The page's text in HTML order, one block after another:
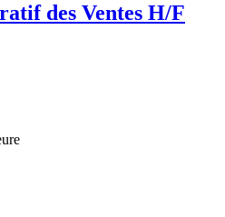
des Ventes H/F